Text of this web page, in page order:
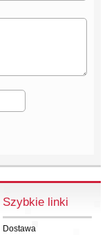
Szybkie linki
Dostawa